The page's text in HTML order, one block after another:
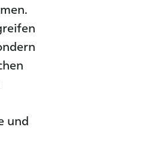
und